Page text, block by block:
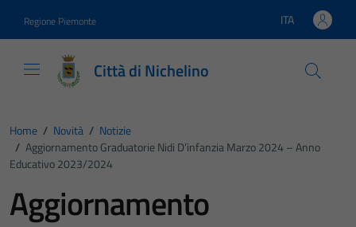
Regione Piemonte Lingua attiva:
ITA
Città di Nichelino
Home / Novità / Notizie
/ Aggiornamento Graduatorie Nidi D’infanzia Marzo 2024 – Anno
Educativo 2023/2024
Aggiornamento